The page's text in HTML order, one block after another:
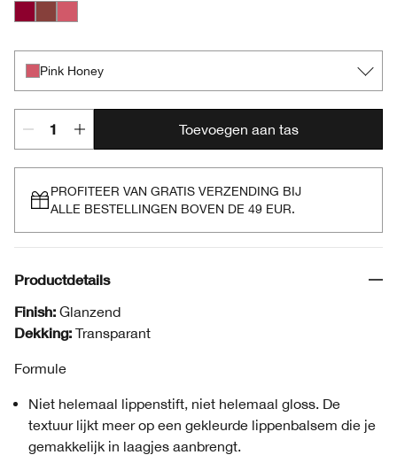
Pink Honey
Toevoegen aan tas
PROFITEER VAN GRATIS VERZENDING BIJ
ALLE BESTELLINGEN BOVEN DE 49 EUR.
Productdetails
Finish: Glanzend
Dekking: Transparant
Formule
Niet helemaal lippenstift, niet helemaal gloss. De
textuur lijkt meer op een gekleurde lippenbalsem die je
gemakkelijk in laagjes aanbrengt.